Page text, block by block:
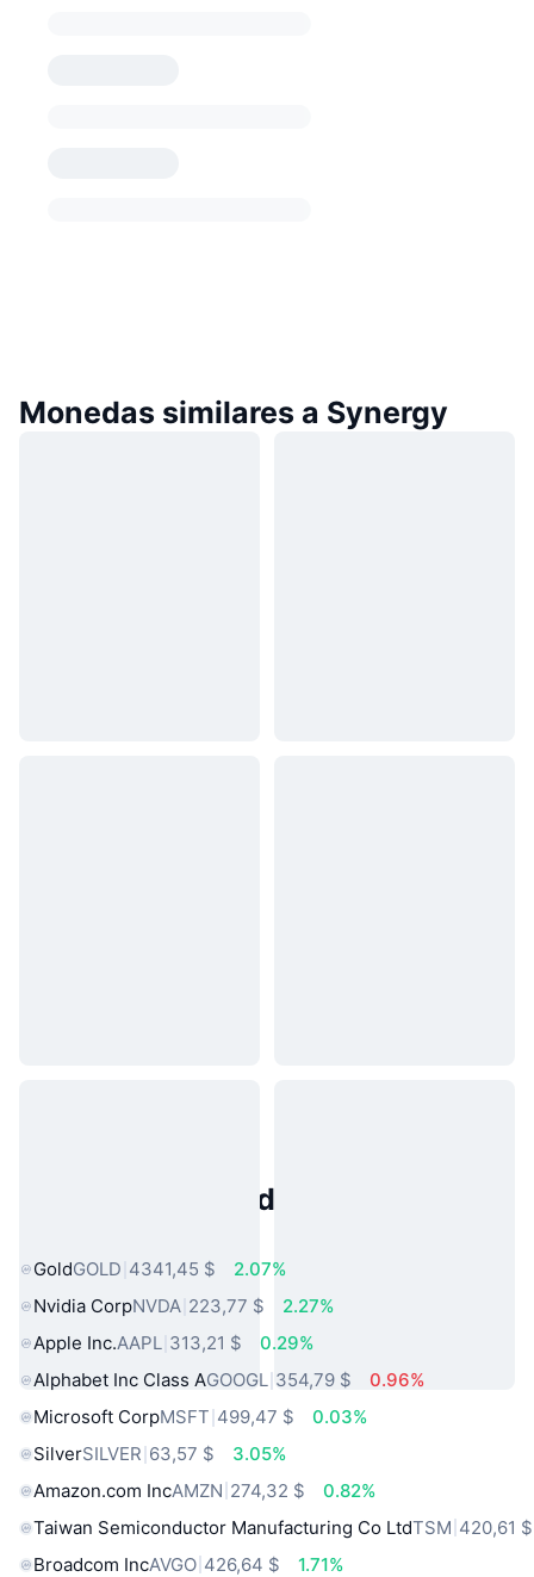
Monedas similares a Synergy
Activos del Mundo Real
GoldGOLD 4341,45 $
2.07%
Nvidia CorpNVDA 223,77 $
2.27%
Apple Inc.AAPL 313,21 $
0.29%
Alphabet Inc Class AGOOGL 354,79 $
0.96%
Microsoft CorpMSFT 499,47 $
0.03%
SilverSILVER 63,57 $
3.05%
Amazon.com IncAMZN 274,32 $
0.82%
Taiwan Semiconductor Manufacturing Co LtdTSM 420,61 $
Broadcom IncAVGO 426,64 $
1.71%